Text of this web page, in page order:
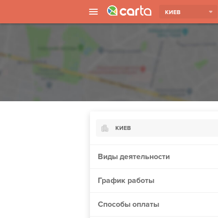
КИЕВ
КИЕВ
Борисполь
Виды деятельности
График работы
Способы оплаты